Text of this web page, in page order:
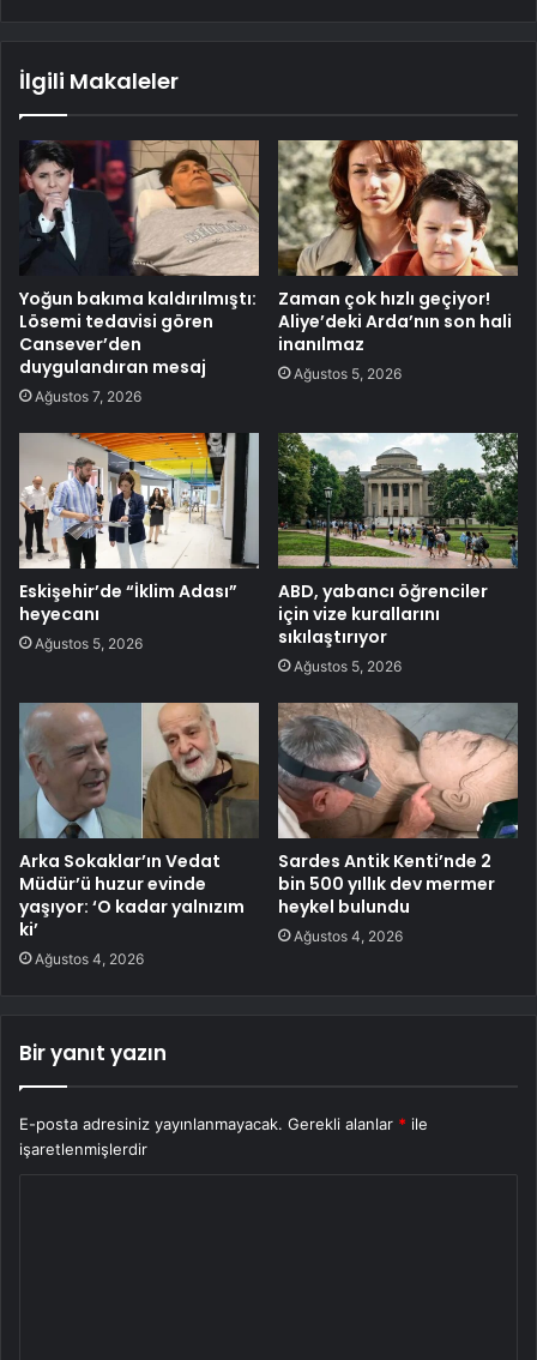
İlgili Makaleler
Yoğun bakıma kaldırılmıştı:
Lösemi tedavisi gören
Cansever’den
duygulandıran mesaj
Ağustos 7, 2026
Zaman çok hızlı geçiyor!
Aliye’deki Arda’nın son hali
inanılmaz
Ağustos 5, 2026
Eskişehir’de “İklim Adası”
heyecanı
Ağustos 5, 2026
ABD, yabancı öğrenciler
için vize kurallarını
sıkılaştırıyor
Ağustos 5, 2026
Arka Sokaklar’ın Vedat
Müdür’ü huzur evinde
yaşıyor: ‘O kadar yalnızım
ki’
Ağustos 4, 2026
Sardes Antik Kenti’nde 2
bin 500 yıllık dev mermer
heykel bulundu
Ağustos 4, 2026
Bir yanıt yazın
E-posta adresiniz yayınlanmayacak. Gerekli alanlar * ile
işaretlenmişlerdir